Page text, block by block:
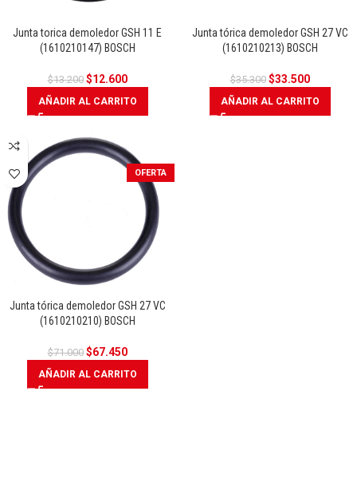
Junta torica demoledor GSH 11 E
(1610210147) BOSCH
$13.200 $12.600
AÑADIR AL CARRITO
Junta tórica demoledor GSH 27 VC
(1610210213) BOSCH
$35.300 $33.500
AÑADIR AL CARRITO
OFERTA
Junta tórica demoledor GSH 27 VC
(1610210210) BOSCH
$71.000 $67.450
AÑADIR AL CARRITO